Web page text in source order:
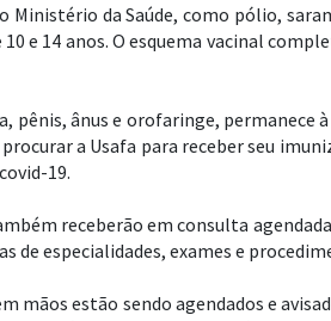
Ministério da Saúde, como pólio,
e 14 anos. O esquema vacinal
pênis, ânus e orofaringe, permanece
a Usafa para receber seu
19.
receberão em consulta
especialidades, exames e
estão sendo agendados e